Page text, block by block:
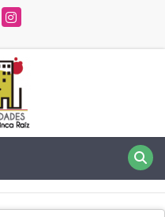
Instagram